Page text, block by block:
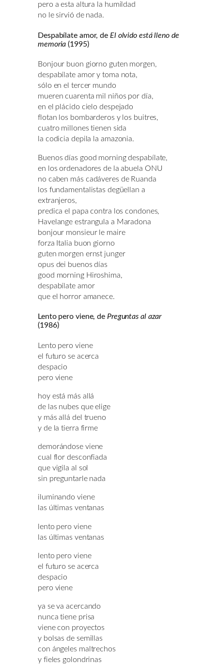
pero a esta altura la humildad
no le sirvió de nada.
Despabílate amor, de El olvido está lleno de
memoria (1995)
Bonjour buon giorno guten morgen,
despabílate amor y toma nota,
sólo en el tercer mundo
mueren cuarenta mil niños por día,
en el plácido cielo despejado
flotan los bombarderos y los buitres,
cuatro millones tienen sida
la codicia depila la amazonia.
Buenos días good morning despabílate,
en los ordenadores de la abuela ONU
no caben más cadáveres de Ruanda
los fundamentalistas degüellan a
extranjeros,
predica el papa contra los condones,
Havelange estrangula a Maradona
bonjour monsieur le maire
forza Italia buon giorno
guten morgen ernst junger
opus dei buenos días
good morning Hiroshima,
despabílate amor
que el horror amanece.
Lento pero viene, de Preguntas al azar
(1986)
Lento pero viene
el futuro se acerca
despacio
pero viene
hoy está más allá
de las nubes que elige
y más allá del trueno
y de la tierra firme
demorándose viene
cual flor desconfiada
que vigila al sol
sin preguntarle nada
iluminando viene
las últimas ventanas
lento pero viene
las últimas ventanas
lento pero viene
el futuro se acerca
despacio
pero viene
ya se va acercando
nunca tiene prisa
viene con proyectos
y bolsas de semillas
con ángeles maltrechos
y fieles golondrinas